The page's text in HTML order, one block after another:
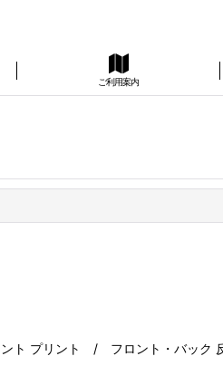
ご利用案内
ント プリント / フロント・バック